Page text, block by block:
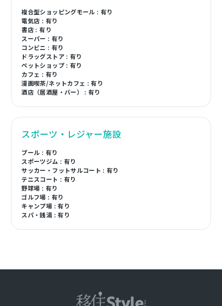
複合型ショッピングモール : 有り
電気店 : 有り
書店 : 有り
スーパー : 有り
コンビニ : 有り
ドラッグストア : 有り
ペットショップ : 有り
カフェ : 有り
漫画喫茶/ネットカフェ : 有り
酒店（居酒屋・バー） : 有り
スポーツ・レジャー施設
プール : 有り
スポーツジム : 有り
サッカー・フットサルコート : 有り
テニスコート : 有り
野球場 : 有り
ゴルフ場 : 有り
キャンプ場 : 有り
スパ・銭湯 : 有り